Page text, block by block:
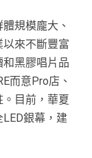
規模龐大、
來不斷豐富
黑膠唱片品
而意Pro店、
目前，華夏
銀幕，建